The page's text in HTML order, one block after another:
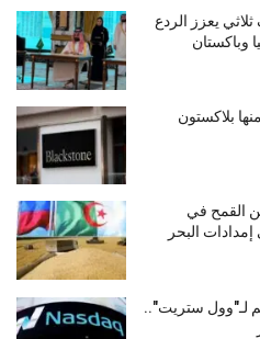
يعزز الردع
وباكستان
بلاكستون
ألف طن من القمح في
البحر
لـ"وول ستريت"..